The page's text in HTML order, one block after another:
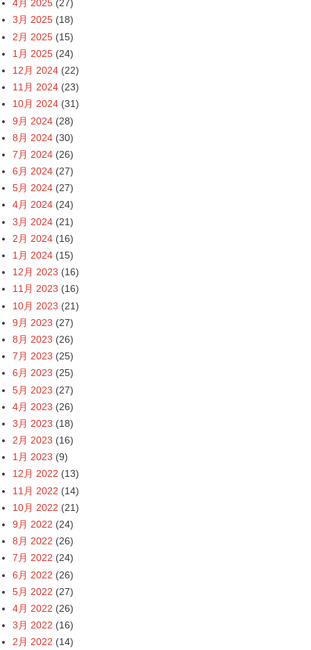
4月 2025 (27)
3月 2025 (18)
2月 2025 (15)
1月 2025 (24)
12月 2024 (22)
11月 2024 (23)
10月 2024 (31)
9月 2024 (28)
8月 2024 (30)
7月 2024 (26)
6月 2024 (27)
5月 2024 (27)
4月 2024 (24)
3月 2024 (21)
2月 2024 (16)
1月 2024 (15)
12月 2023 (16)
11月 2023 (16)
10月 2023 (21)
9月 2023 (27)
8月 2023 (26)
7月 2023 (25)
6月 2023 (25)
5月 2023 (27)
4月 2023 (26)
3月 2023 (18)
2月 2023 (16)
1月 2023 (9)
12月 2022 (13)
11月 2022 (14)
10月 2022 (21)
9月 2022 (24)
8月 2022 (26)
7月 2022 (24)
6月 2022 (26)
5月 2022 (27)
4月 2022 (26)
3月 2022 (16)
2月 2022 (14)